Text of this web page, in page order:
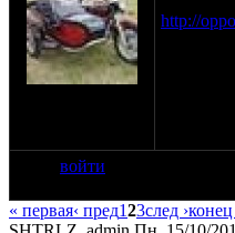
http://
войти
« первая‹ пред123след ›конец